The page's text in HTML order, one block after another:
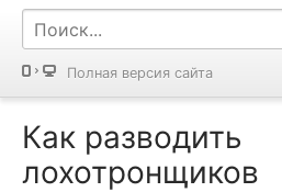
Полная версия сайта
Как разводить
лохотронщиков